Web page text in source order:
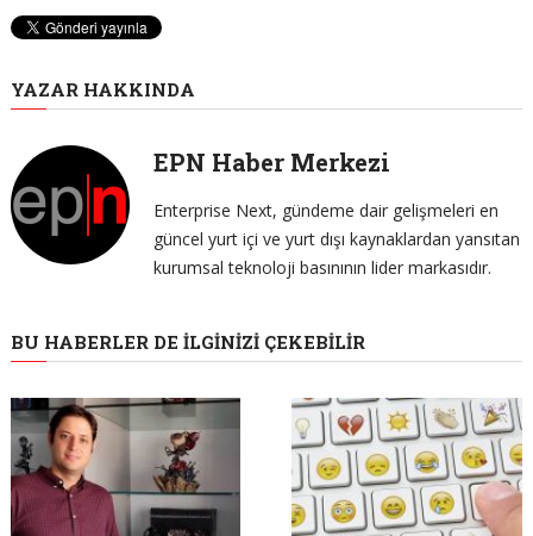
YAZAR HAKKINDA
EPN Haber Merkezi
Enterprise Next, gündeme dair gelişmeleri en
güncel yurt içi ve yurt dışı kaynaklardan yansıtan
kurumsal teknoloji basınının lider markasıdır.
BU HABERLER DE İLGINIZI ÇEKEBILIR